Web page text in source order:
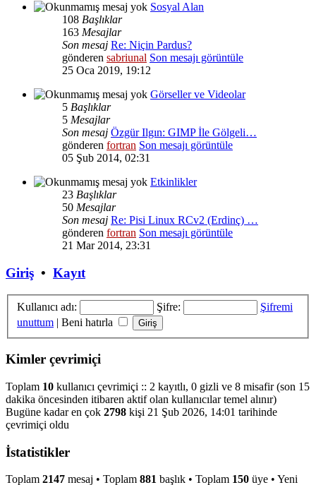
Sosyal Alan
108 Başlıklar
163 Mesajlar
Son mesaj Re: Niçin Pardus?
gönderen sabriunal Son mesajı görüntüle
25 Oca 2019, 19:12
Görseller ve Videolar
5 Başlıklar
5 Mesajlar
Son mesaj Özgür Ilgın: GIMP İle Gölgeli…
gönderen fortran Son mesajı görüntüle
05 Şub 2014, 02:31
Etkinlikler
23 Başlıklar
50 Mesajlar
Son mesaj Re: Pisi Linux RCv2 (Erdinç) …
gönderen fortran Son mesajı görüntüle
21 Mar 2014, 23:31
Giriş • Kayıt
Kullanıcı adı: Şifre:
Şifremi
unuttum | Beni hatırla
Kimler çevrimiçi
Toplam 10 kullanıcı çevrimiçi :: 2 kayıtlı, 0 gizli ve 8 misafir (son 15
dakika öncesinden itibaren aktif olan kullanıcılar temel alınır)
Bugüne kadar en çok 2798 kişi 21 Şub 2026, 14:01 tarihinde
çevrimiçi oldu
İstatistikler
Toplam 2147 mesaj • Toplam 881 başlık • Toplam 150 üye • Yeni